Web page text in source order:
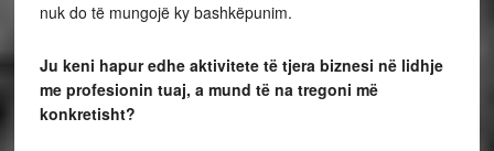
nuk do të mungojë ky bashkëpunim.
Ju keni hapur edhe aktivitete të tjera biznesi në lidhje
me profesionin tuaj, a mund të na tregoni më
konkretisht?